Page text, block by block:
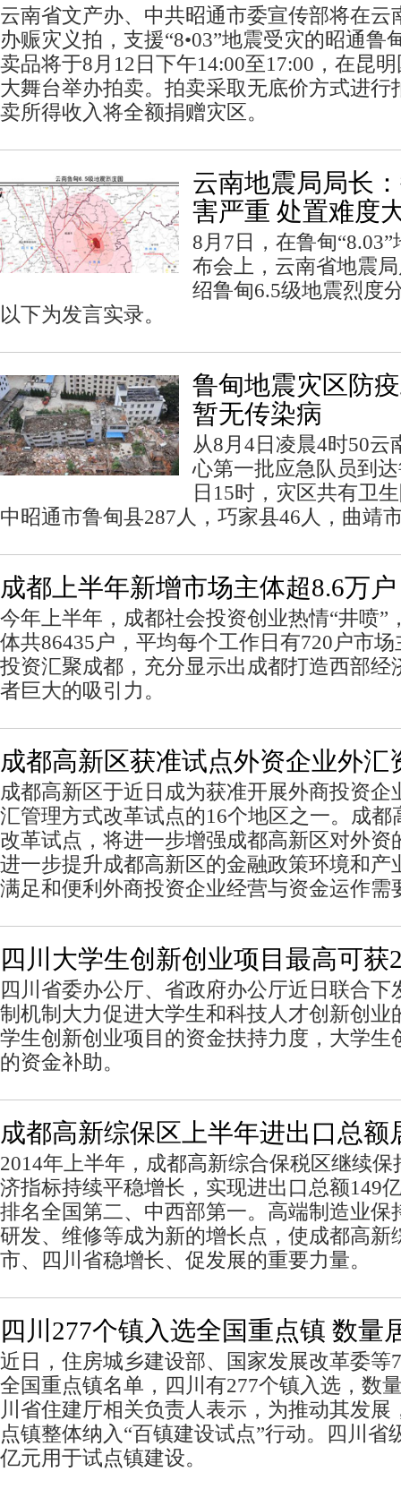
云南省文产办、中共昭通市委宣传部将在云
办赈灾义拍，支援“8•03”地震受灾的昭通鲁
卖品将于8月12日下午14:00至17:00，在昆
大舞台举办拍卖。拍卖采取无底价方式进行
卖所得收入将全额捐赠灾区。
云南地震局局长
害严重 处置难度
8月7日，在鲁甸
布会上，云南省地震
绍鲁甸6.5级地震烈度
以下为发言实录。
鲁甸地震灾区防
暂无传染病
从8月4日凌晨4时50云
心第一批应急队员到
日15时，灾区共有卫
中昭通市鲁甸县287人，巧家县46人，曲靖
成都上半年新增市场主体超8.6万户
今年上半年，成都社会投资创业热情“井喷”
体共86435户，平均每个工作日有720户市
投资汇聚成都，充分显示出成都打造西部经
者巨大的吸引力。
成都高新区获准试点外资企业外汇
成都高新区于近日成为获准开展外商投资企
汇管理方式改革试点的16个地区之一。成都
改革试点，将进一步增强成都高新区对外资
进一步提升成都高新区的金融政策环境和产
满足和便利外商投资企业经营与资金运作需
四川大学生创新创业项目最高可获
四川省委办公厅、省政府办公厅近日联合下
制机制大力促进大学生和科技人才创新创业
学生创新创业项目的资金扶持力度，大学生
的资金补助。
成都高新综保区上半年进出口总额
2014年上半年，成都高新综合保税区继续
济指标持续平稳增长，实现进出口总额149
排名全国第二、中西部第一。高端制造业保
研发、维修等成为新的增长点，使成都高新
市、四川省稳增长、促发展的重要力量。
四川277个镇入选全国重点镇 数量
近日，住房城乡建设部、国家发展改革委等
全国重点镇名单，四川有277个镇入选，数
川省住建厅相关负责人表示，为推动其发展
点镇整体纳入“百镇建设试点”行动。四川省
亿元用于试点镇建设。